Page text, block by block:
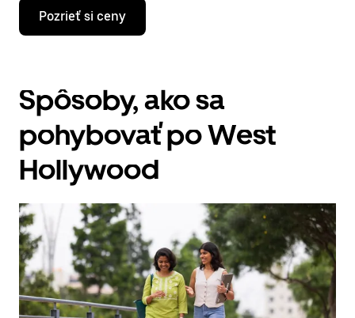
Stlačením
šípky
nadol
vyber
dátum.
Kalendár
zatvoríš
stlačením
klávesu
Esc.
Pozrieť si ceny
Spôsoby, ako sa
pohybovať po West
Hollywood